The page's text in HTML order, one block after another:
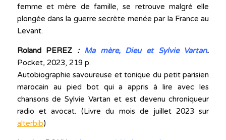
femme et mère de famille, se retrouve malgré elle
plongée dans la guerre secrète menée par la France au
Levant.
Roland PEREZ :Ma mère, Dieu et Sylvie Vartan.
Pocket, 2023, 219 p.
Autobiographie savoureuse et tonique du petit parisien
marocain au pied bot qui a appris à lire avec les
chansons de Sylvie Vartan et est devenu chroniqueur
radio et avocat. (Livre du mois de juillet 2023 sur
alterbib)